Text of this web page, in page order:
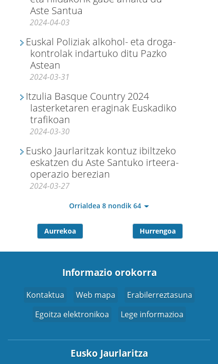
Aste Santua
2024-04-03
Euskal Poliziak alkohol- eta droga-
kontrolak indartuko ditu Pazko
Astean
2024-03-31
Itzulia Basque Country 2024
lasterketaren eraginak Euskadiko
trafikoan
2024-03-30
Eusko Jaurlaritzak kontuz ibiltzeko
eskatzen du Aste Santuko irteera-
operazio berezian
2024-03-27
Orrialdea 8 nondik 64
Aurrekoa Hurrengoa
Informazio orokorra
Kontaktua Web mapa
Erabilerreztasuna
Egoitza elektronikoa
Lege informazioa
Eusko Jaurlaritza